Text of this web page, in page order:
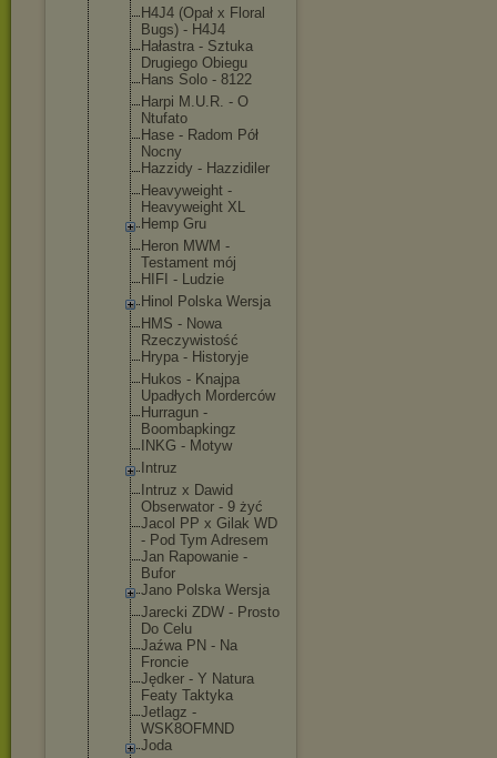
H4J4 (Opał x Floral
Bugs) - H4J4
Hałastra - Sztuka
Drugiego Obiegu
Hans Solo - 8122
Harpi M.U.R. - O
Ntufato
Hase - Radom Pół
Nocny
Hazzidy - Hazzidiler
Heavyweight -
Heavyweight XL
Hemp Gru
Heron MWM -
Testament mój
HIFI - Ludzie
Hinol Polska Wersja
HMS - Nowa
Rzeczywistość
Hrypa - Historyje
Hukos - Knajpa
Upadłych Morderców
Hurragun -
Boombapkingz
INKG - Motyw
Intruz
Intruz x Dawid
Obserwator - 9 żyć
Jacol PP x Gilak WD
- Pod Tym Adresem
Jan Rapowanie -
Bufor
Jano Polska Wersja
Jarecki ZDW - Prosto
Do Celu
Jaźwa PN - Na
Froncie
Jędker - Y Natura
Featy Taktyka
Jetlagz -
WSK8OFMND
Joda